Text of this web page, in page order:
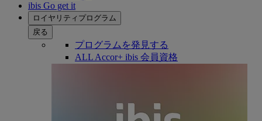
ibis Go get it
ロイヤリティプログラム
戻る
プログラムを発見する
ALL Accor+ ibis 会員資格